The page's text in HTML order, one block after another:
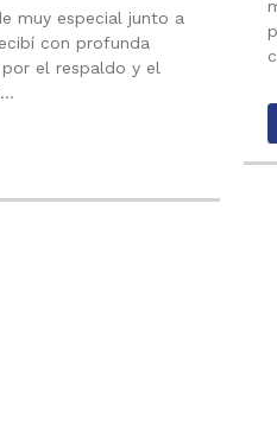
muy especial junto a
con profunda
el respaldo y el